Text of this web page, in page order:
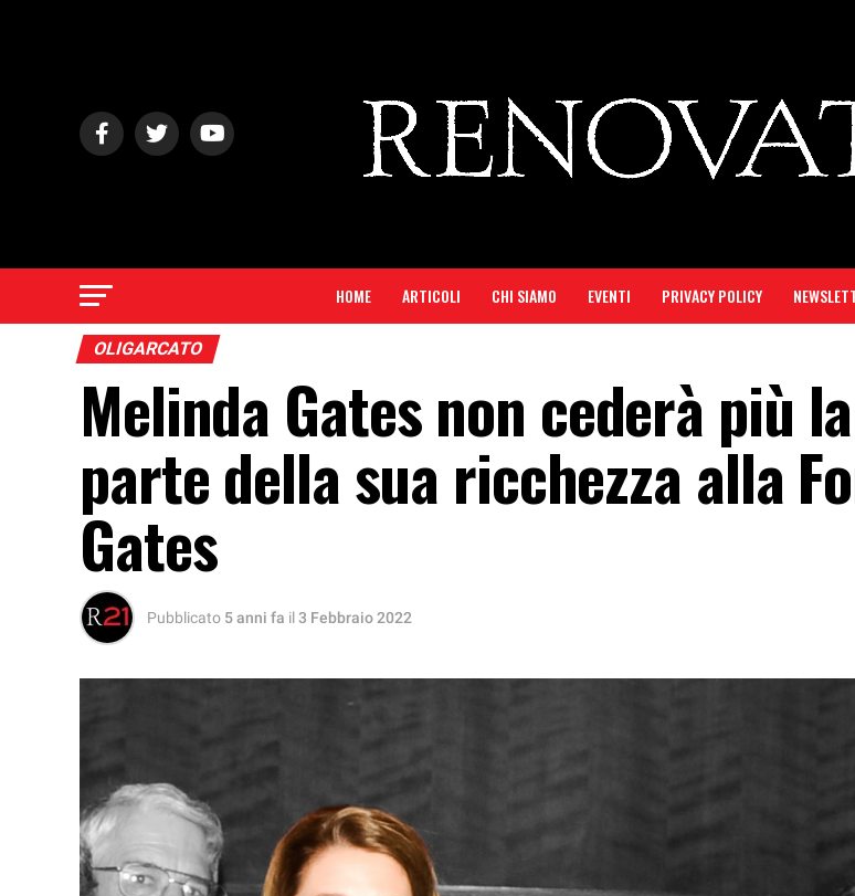
HOME ARTICOLI CHI SIAMO EVENTI PRIVACY POLICY
OLIGARCATO
Melinda Gates non cederà più
parte della sua ricchezza alla
Gates
Pubblicato 5 anni fa il3 Febbraio 2022